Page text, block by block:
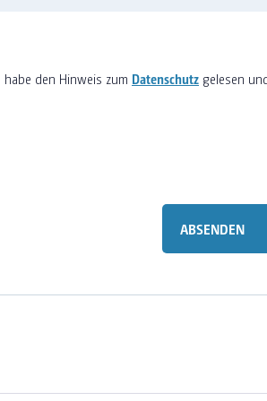
habe den Hinweis zum Datenschutz gelesen
ABSENDEN